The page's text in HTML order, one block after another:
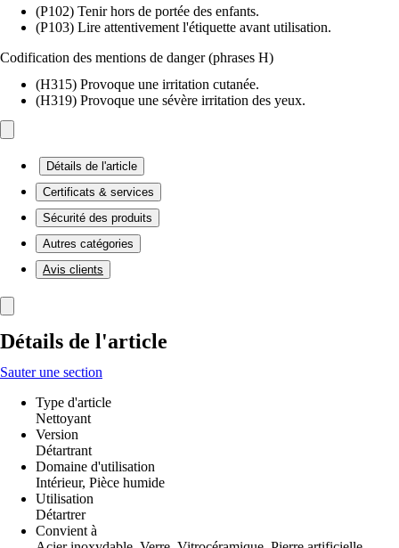
(P102) Tenir hors de portée des enfants.
(P103) Lire attentivement l'étiquette avant utilisation.
Codification des mentions de danger (phrases H)
(H315) Provoque une irritation cutanée.
(H319) Provoque une sévère irritation des yeux.
Détails de l'article
Certificats & services
Sécurité des produits
Autres catégories
Avis clients
Détails de l'article
Sauter une section
Type d'article
Nettoyant
Version
Détartrant
Domaine d'utilisation
Intérieur, Pièce humide
Utilisation
Détartrer
Convient à